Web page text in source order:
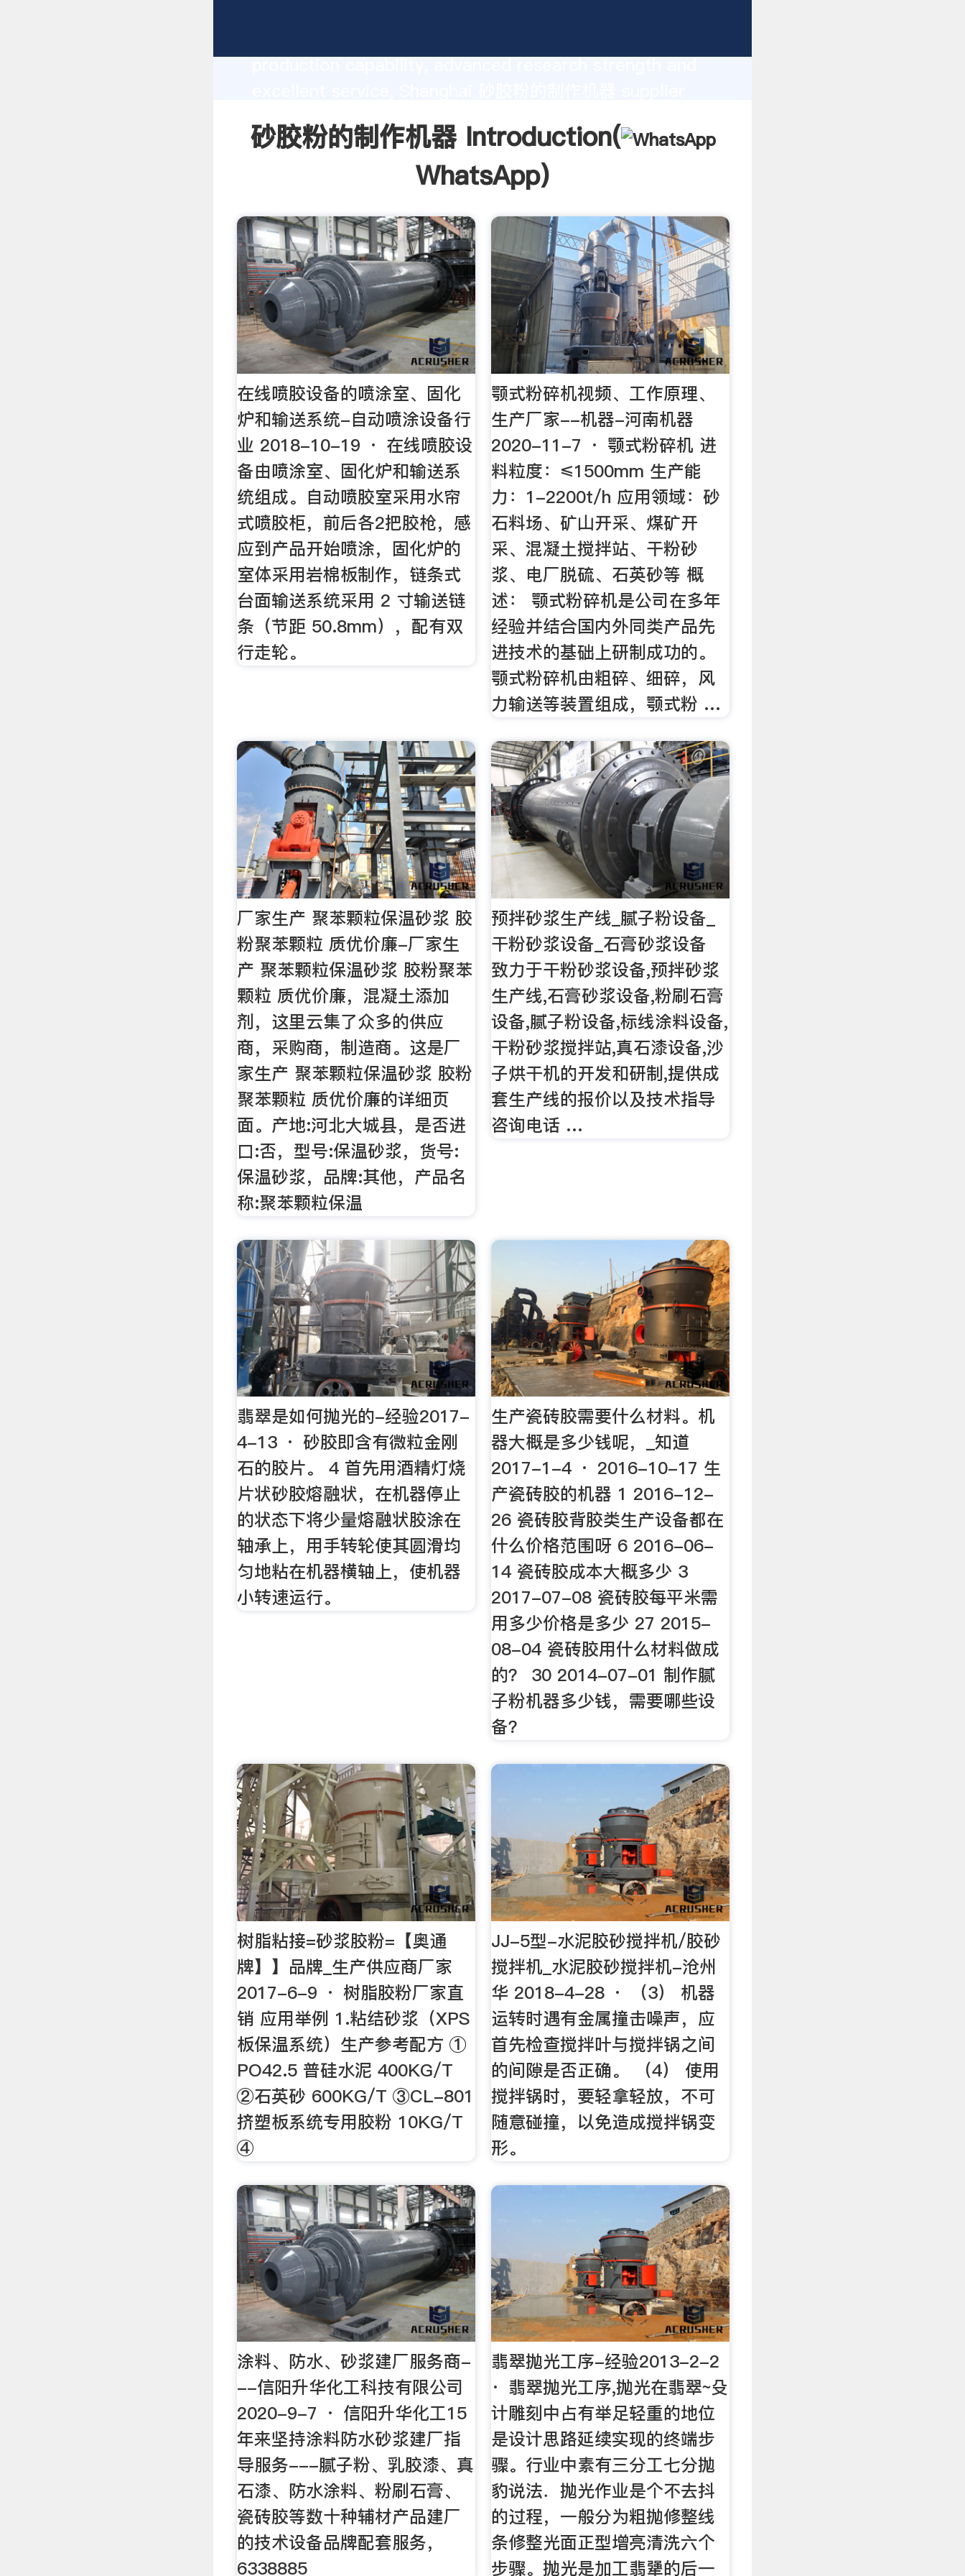
create the value and bring values to all of customers.
砂胶粉的制作机器 Introduction(
WhatsApp)
在线喷胶设备的喷涂室、固化
炉和输送系统-自动喷涂设备行
业 2018-10-19 · 在线喷胶设
备由喷涂室、固化炉和输送系
统组成。自动喷胶室采用水帘
式喷胶柜，前后各2把胶枪，感
应到产品开始喷涂，固化炉的
室体采用岩棉板制作，链条式
台面输送系统采用 2 寸输送链
条（节距 50.8mm），配有双
行走轮。
颚式粉碎机视频、工作原理、
生产厂家--机器-河南机器
2020-11-7 · 颚式粉碎机 进
料粒度：≤1500mm 生产能
力：1-2200t/h 应用领域：砂
石料场、矿山开采、煤矿开
采、混凝土搅拌站、干粉砂
浆、电厂脱硫、石英砂等 概
述： 颚式粉碎机是公司在多年
经验并结合国内外同类产品先
进技术的基础上研制成功的。
颚式粉碎机由粗碎、细碎，风
力输送等装置组成，颚式粉 …
厂家生产 聚苯颗粒保温砂浆 胶
粉聚苯颗粒 质优价廉-厂家生
产 聚苯颗粒保温砂浆 胶粉聚苯
颗粒 质优价廉，混凝土添加
剂，这里云集了众多的供应
商，采购商，制造商。这是厂
家生产 聚苯颗粒保温砂浆 胶粉
聚苯颗粒 质优价廉的详细页
面。产地:河北大城县，是否进
口:否，型号:保温砂浆，货号:
保温砂浆，品牌:其他，产品名
称:聚苯颗粒保温
预拌砂浆生产线_腻子粉设备_
干粉砂浆设备_石膏砂浆设备
致力于干粉砂浆设备,预拌砂浆
生产线,石膏砂浆设备,粉刷石膏
设备,腻子粉设备,标线涂料设备,
干粉砂浆搅拌站,真石漆设备,沙
子烘干机的开发和研制,提供成
套生产线的报价以及技术指导
咨询电话 …
翡翠是如何抛光的-经验2017-
4-13 · 砂胶即含有微粒金刚
石的胶片。 4 首先用酒精灯烧
片状砂胶熔融状，在机器停止
的状态下将少量熔融状胶涂在
轴承上，用手转轮使其圆滑均
匀地粘在机器横轴上，使机器
小转速运行。
生产瓷砖胶需要什么材料。机
器大概是多少钱呢，_知道
2017-1-4 · 2016-10-17 生
产瓷砖胶的机器 1 2016-12-
26 瓷砖胶背胶类生产设备都在
什么价格范围呀 6 2016-06-
14 瓷砖胶成本大概多少 3
2017-07-08 瓷砖胶每平米需
用多少价格是多少 27 2015-
08-04 瓷砖胶用什么材料做成
的？ 30 2014-07-01 制作腻
子粉机器多少钱，需要哪些设
备？
树脂粘接=砂浆胶粉=【奥通
牌】】品牌_生产供应商厂家
2017-6-9 · 树脂胶粉厂家直
销 应用举例 1.粘结砂浆（XPS
板保温系统）生产参考配方 ①
PO42.5 普硅水泥 400KG/T
②石英砂 600KG/T ③CL-801
挤塑板系统专用胶粉 10KG/T
④
JJ-5型-水泥胶砂搅拌机/胶砂
搅拌机_水泥胶砂搅拌机-沧州
华 2018-4-28 · （3） 机器
运转时遇有金属撞击噪声，应
首先检查搅拌叶与搅拌锅之间
的间隙是否正确。 （4） 使用
搅拌锅时，要轻拿轻放，不可
随意碰撞，以免造成搅拌锅变
形。
涂料、防水、砂浆建厂服务商-
--信阳升华化工科技有限公司
2020-9-7 · 信阳升华化工15
年来坚持涂料防水砂浆建厂指
导服务---腻子粉、乳胶漆、真
石漆、防水涂料、粉刷石膏、
瓷砖胶等数十种辅材产品建厂
的技术设备品牌配套服务，
6338885
翡翠抛光工序-经验2013-2-2
· 翡翠抛光工序,抛光在翡翠~殳
计雕刻中占有举足轻重的地位
是设计思路延续实现的终端步
骤。行业中素有三分工七分抛
豹说法．抛光作业是个不去抖
的过程，一般分为粗抛修整线
条修整光面正型增亮清洗六个
步骤。抛光是加工翡犟的后一